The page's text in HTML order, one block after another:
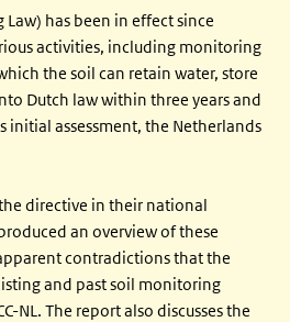
has been in effect since
activities, including monitoring
the soil can retain water, store
Dutch law within three years and
initial assessment, the Netherlands
directive in their national
an overview of these
contradictions that the
and past soil monitoring
NL. The report also discusses the